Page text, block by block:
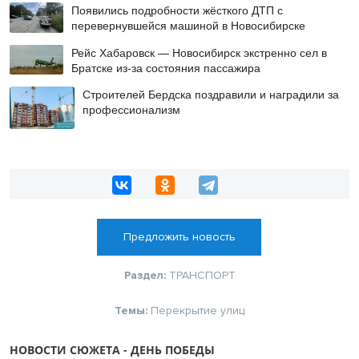
Появились подробности жёсткого ДТП с
перевернувшейся машиной в Новосибирске
Рейс Хабаровск — Новосибирск экстренно сел в
Братске из-за состояния пассажира
Строителей Бердска поздравили и наградили за
профессионализм
Предложить новость
Раздел: ТРАНСПОРТ
Темы: Перекрытие улиц
НОВОСТИ СЮЖЕТА - ДЕНЬ ПОБЕДЫ